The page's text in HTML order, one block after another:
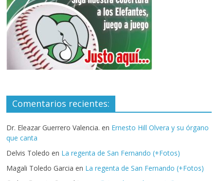
Comentarios recientes:
Dr. Eleazar Guerrero Valencia. en Ernesto Hill Olvera y su órgano
que canta
Delvis Toledo en La regenta de San Fernando (+Fotos)
Magali Toledo Garcia en La regenta de San Fernando (+Fotos)